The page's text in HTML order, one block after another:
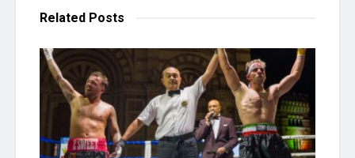
Related Posts